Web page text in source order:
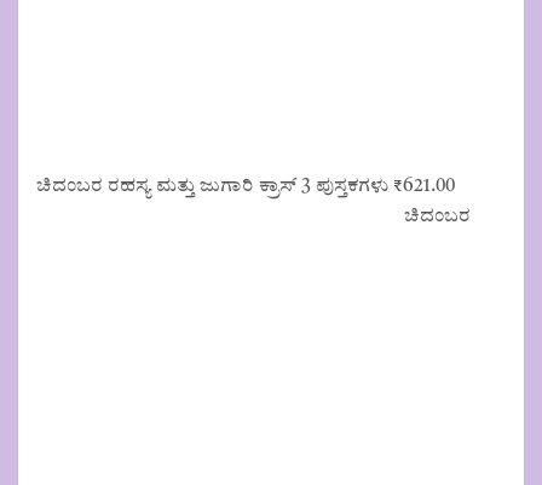
ಚಿದಂಬರ ರಹಸ್ಯ ಮತ್ತು ಜುಗಾರಿ ಕ್ರಾಸ್ 3 ಪುಸ್ತಕಗಳು ₹621.00
ಚಿದಂಬರ